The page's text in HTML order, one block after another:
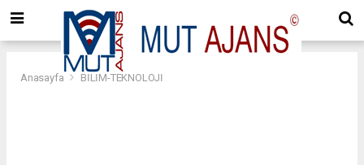
Anasayfa BİLİM-TEKNOLOJİ